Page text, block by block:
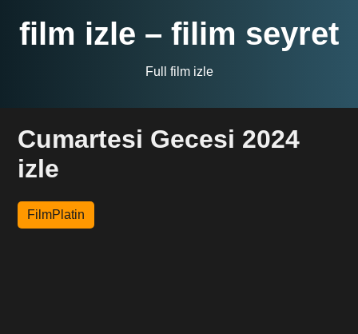
film izle – filim seyret
Full film izle
Cumartesi Gecesi 2024
izle
FilmPlatin